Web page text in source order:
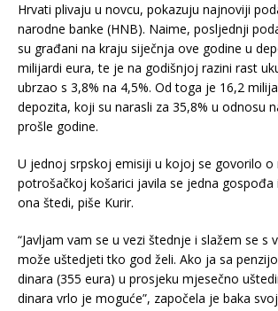
Hrvati plivaju u novcu, pokazuju najnoviji
narodne banke (HNB). Naime, posljednji
su građani na kraju siječnja ove godine u
milijardi eura, te je na godišnjoj razini rast
ubrzao s 3,8% na 4,5%. Od toga je 16,2
depozita, koji su narasli za 35,8% u odnosu
prošle godine.
U jednoj srpskoj emisiji u kojoj se govorilo o
potrošačkoj košarici javila se jedna gospođa
ona štedi, piše Kurir.
“Javljam vam se u vezi štednje i slažem se s
može uštedjeti tko god želi. Ako ja sa
dinara (355 eura) u prosjeku mjesečno
dinara vrlo je moguće”, započela je baka